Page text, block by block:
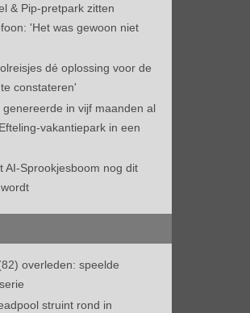
& Pip-pretpark zitten
'Het was gewoon niet
dé oplossing voor de
constateren'
in vijf maanden al
vakantiepark in een
AI-Sprookjesboom nog dit
overleden: speelde
struint rond in